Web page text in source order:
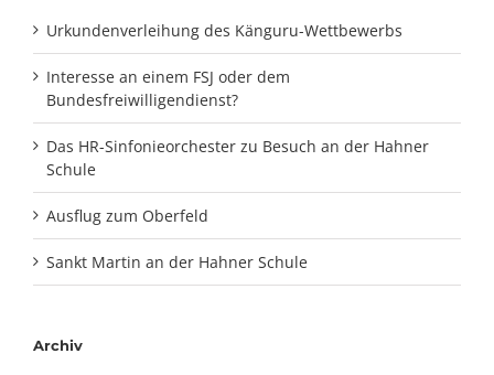
Urkundenverleihung des Känguru-Wettbewerbs
Interesse an einem FSJ oder dem
Bundesfreiwilligendienst?
Das HR-Sinfonieorchester zu Besuch an der Hahner
Schule
Ausflug zum Oberfeld
Sankt Martin an der Hahner Schule
Archiv